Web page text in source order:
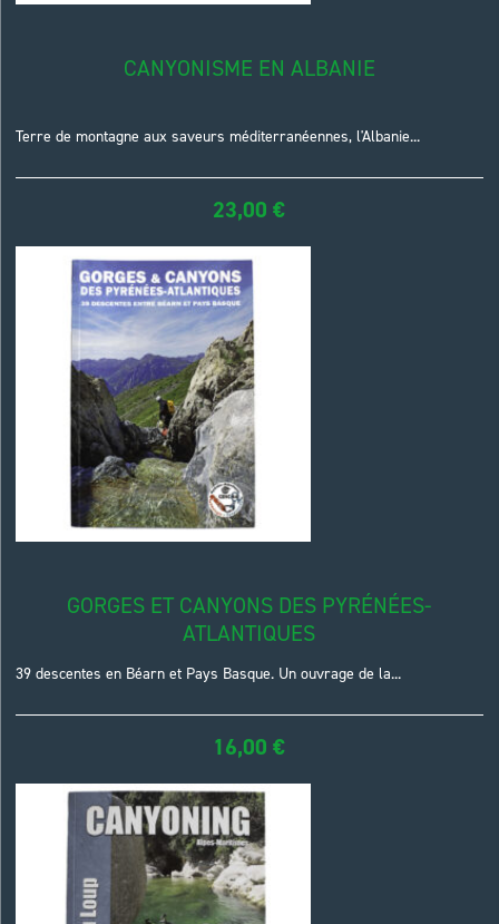
CANYONISME EN ALBANIE
Terre de montagne aux saveurs méditerranéennes, l'Albanie...
23,00€
GORGES ET CANYONS DES PYRÉNÉES-
ATLANTIQUES
39 descentes en Béarn et Pays Basque. Un ouvrage de la...
16,00€